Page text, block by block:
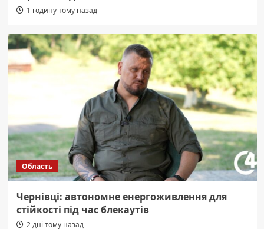
1 годину тому назад
Область
Чернівці: автономне енергоживлення для
стійкості під час блекаутів
2 дні тому назад